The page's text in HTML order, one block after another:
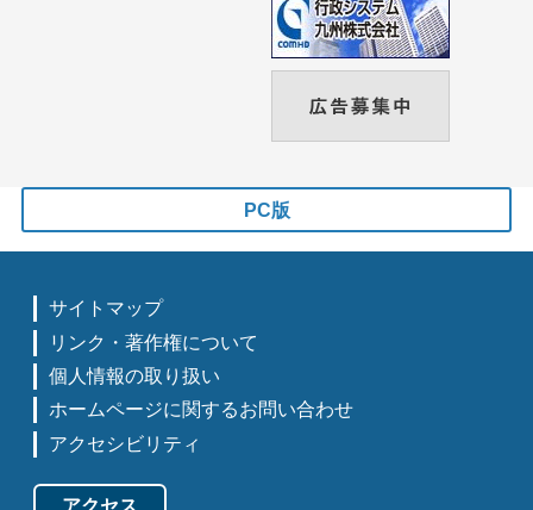
PC版
サイトマップ
リンク・著作権について
個人情報の取り扱い
ホームページに関するお問い合わせ
アクセシビリティ